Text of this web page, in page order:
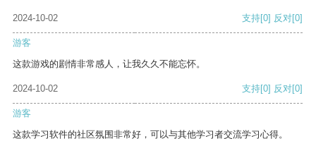
2024-10-02 支持[0] 反对[0]
游客
这款游戏的剧情非常感人，让我久久不能忘怀。
2024-10-02 支持[0] 反对[0]
游客
这款学习软件的社区氛围非常好，可以与其他学习者交流学习心得。